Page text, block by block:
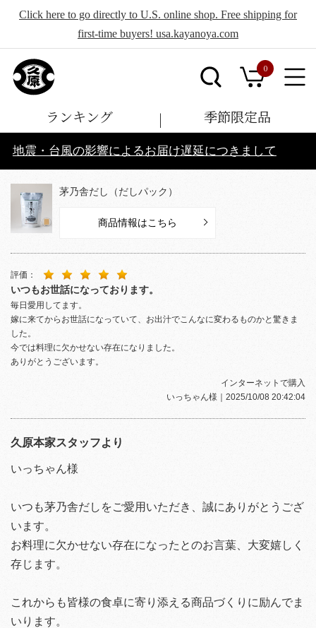
Click here to go directly to U.S. online shop. Free shipping for
first-time buyers! usa.kayanoya.com
0
ランキング 季節限定品
地震・台風の影響によるお届け遅延につきまして
茅乃舎だし（だしパック）
商品情報はこちら
評価：
いつもお世話になっております。
毎日愛用してます。
嫁に来てからお世話になっていて、お出汁でこんなに変わるものかと驚きま
した。
今では料理に欠かせない存在になりました。
ありがとうございます。
インターネットで購入
いっちゃん様 ｜2025/10/08 20:42:04
久原本家スタッフより
いっちゃん様
いつも茅乃舎だしをご愛用いただき、誠にありがとうござ
います。
お料理に欠かせない存在になったとのお言葉、大変嬉しく
存じます。
これからも皆様の食卓に寄り添える商品づくりに励んでま
いります。